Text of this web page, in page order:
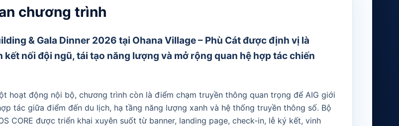
chương trình
& Gala Dinner 2026 tại Ohana Village – Phù Cát được định vị là
nối đội ngũ, tái tạo năng lượng và mở rộng quan hệ hợp tác chiến
hoạt động nội bộ, chương trình còn là điểm chạm truyền thông quan trọng để AIG giới
tác giữa điểm đến du lịch, hạ tầng năng lượng xanh và hệ thống truyền thông số. Bộ
CORE được triển khai xuyên suốt từ banner, landing page, check-in, lễ ký kết, vinh